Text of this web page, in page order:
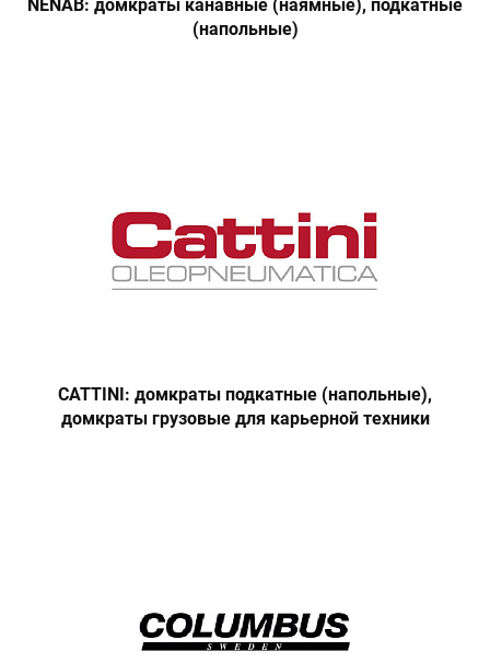
NENAB: домкраты канавные (наямные), подкатные
(напольные)
CATTINI: домкраты подкатные (напольные),
домкраты грузовые для карьерной техники